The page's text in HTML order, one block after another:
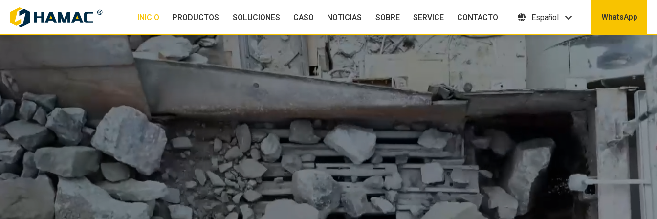
INICIO PRODUCTOS SOLUCIONES CASO NOTICIAS SOBRE SERVICE CONTACTO Español WhatsApp
Planta de Chancado y
Clasificación de Agregados
Planta dosificadora de
Autohormigonera
Bomba de concreto
Avanza junto con HAMAC Submit